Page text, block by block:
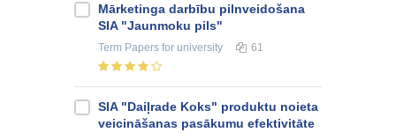
Mārketinga darbību pilnveidošana
SIA "Jaunmoku pils"
Term Papers for university 61
SIA "Daiļrade Koks" produktu noieta
veicināšanas pasākumu efektivitāte